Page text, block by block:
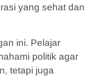
yang sehat dan
ini. Pelajar
politik agar
tetapi juga